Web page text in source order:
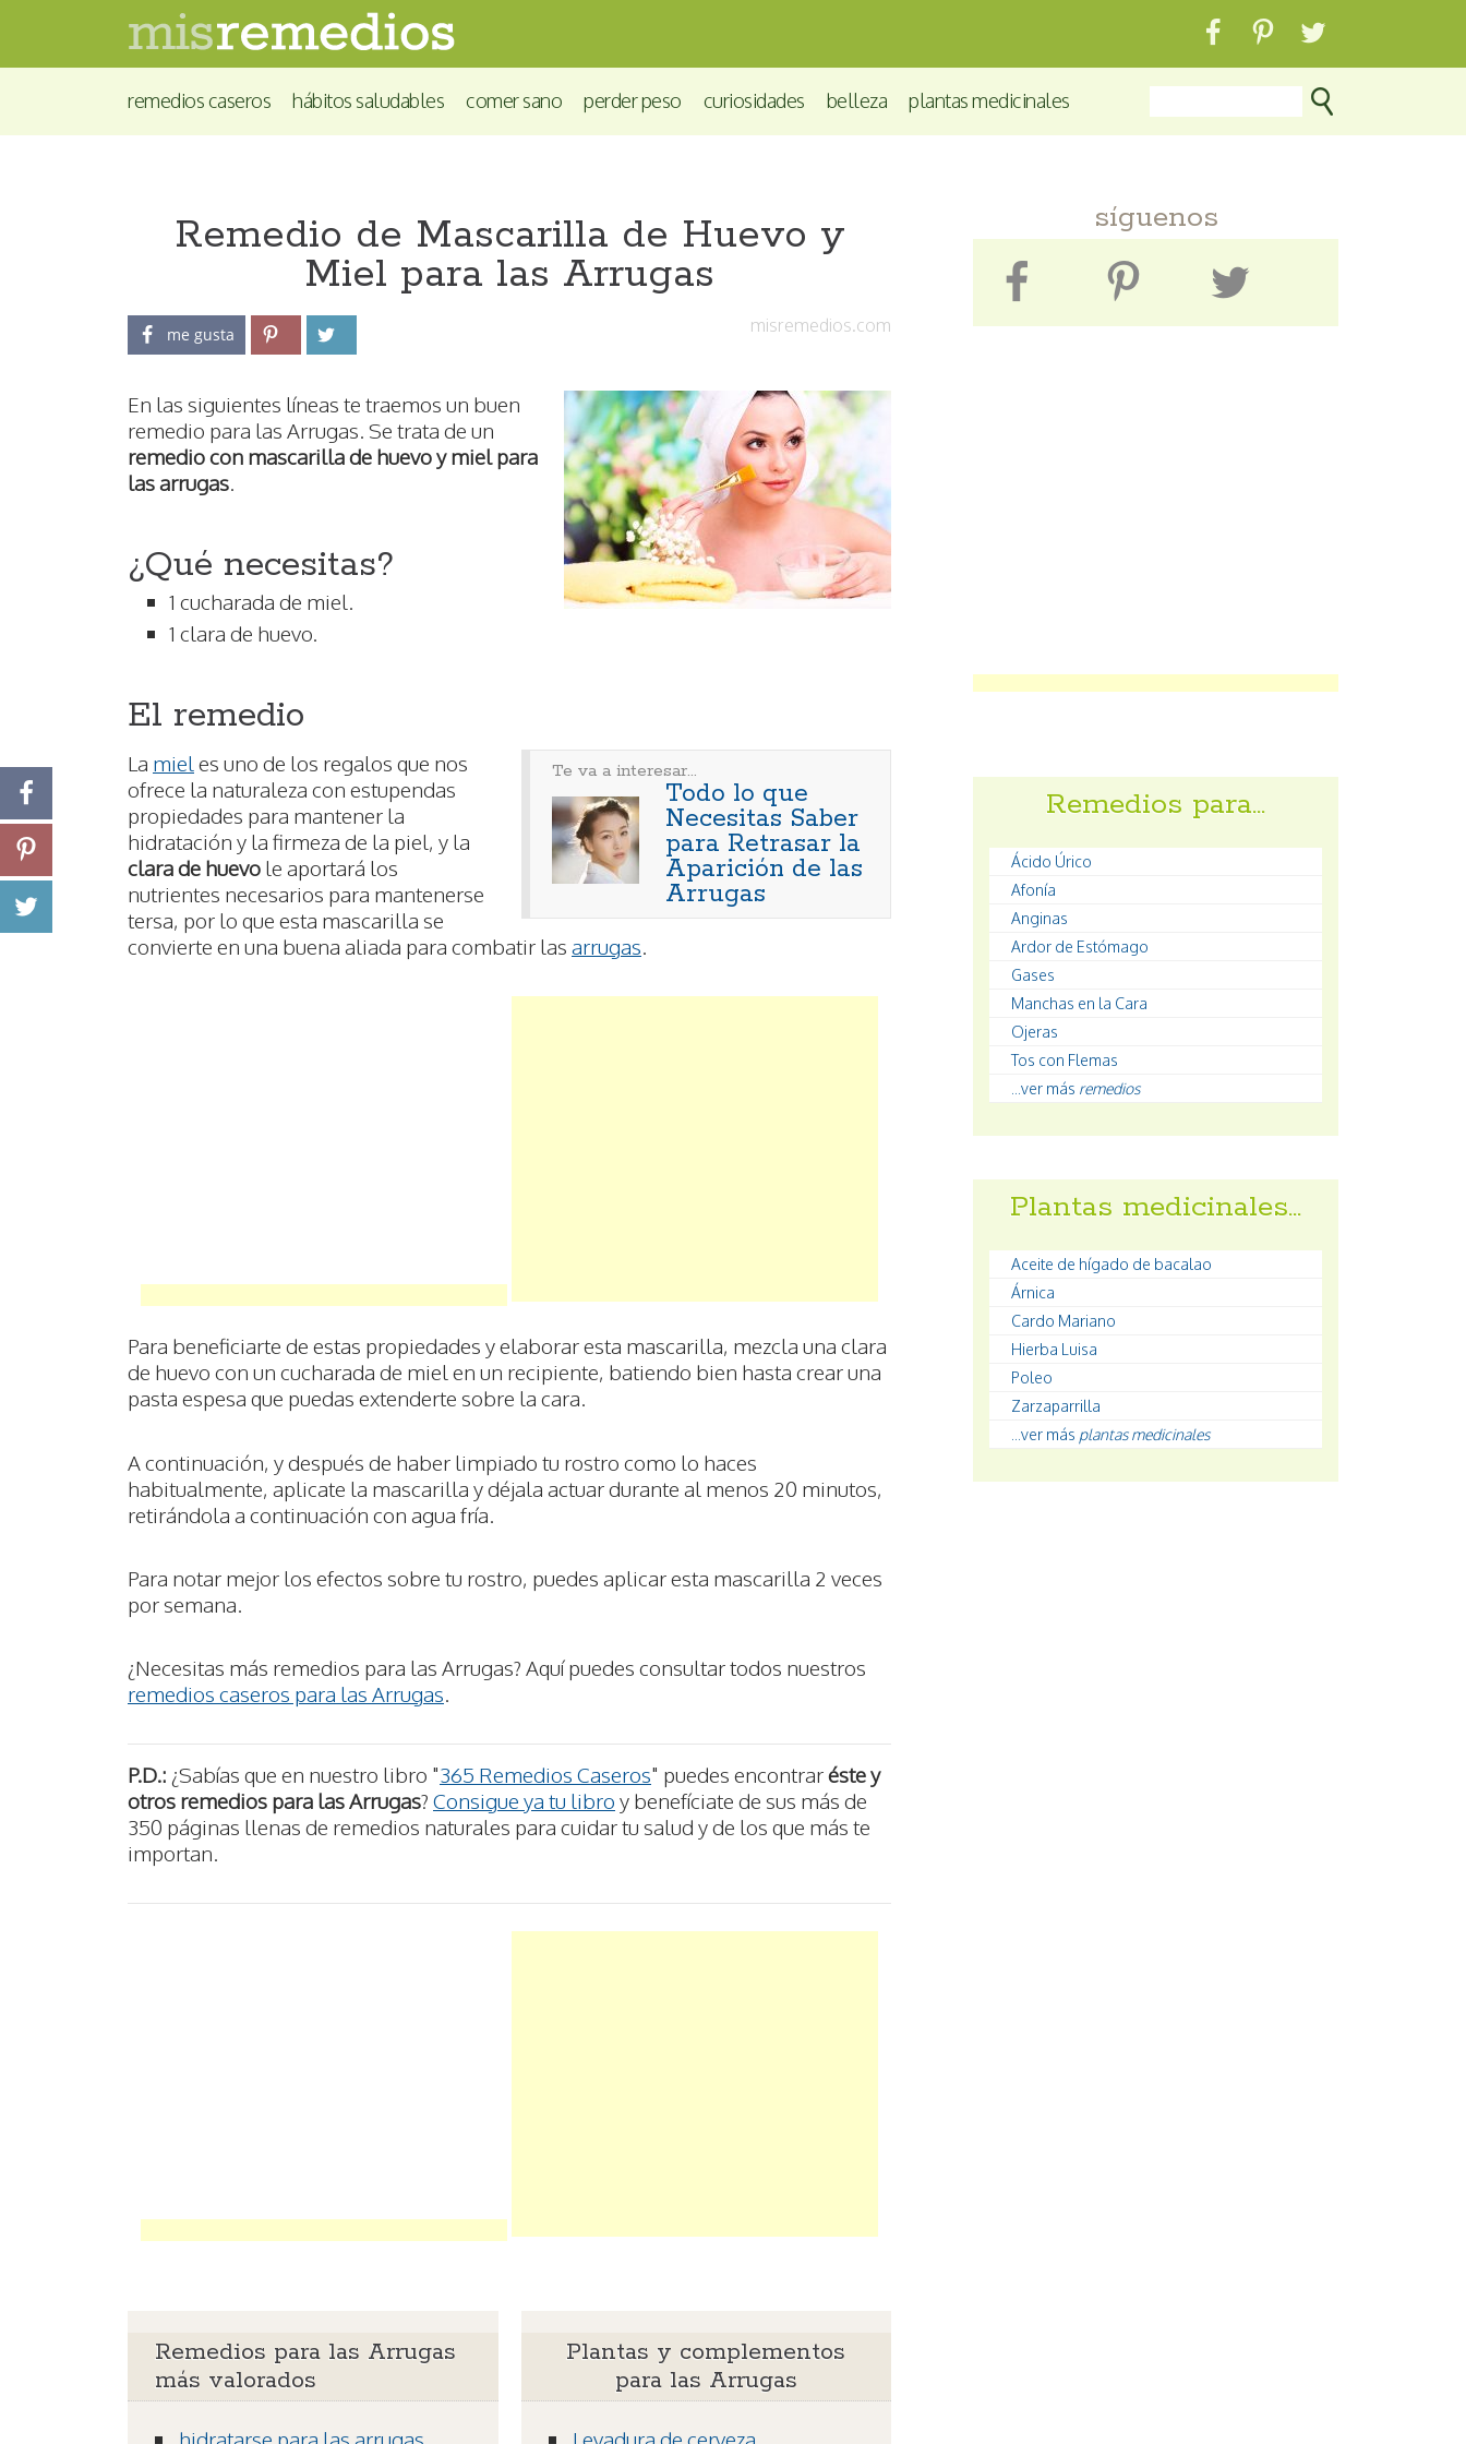
remedios caseros hábitos saludables comer sano perder peso curiosidades belleza plantas medicinales
Remedio de Mascarilla de Huevo y
Miel para las Arrugas
misremedios.com
me gusta
En las siguientes líneas te traemos un buen
remedio para las Arrugas. Se trata de un
remedio con mascarilla de huevo y miel para
las arrugas.
¿Qué necesitas?
1 cucharada de miel.
1 clara de huevo.
El remedio
Te va a interesar...
Todo lo que
Necesitas Saber
para Retrasar la
Aparición de las
Arrugas
La miel es uno de los regalos que nos
ofrece la naturaleza con estupendas
propiedades para mantener la
hidratación y la firmeza de la piel, y la
clara de huevo le aportará los
nutrientes necesarios para mantenerse
tersa, por lo que esta mascarilla se
convierte en una buena aliada para combatir las arrugas.
Para beneficiarte de estas propiedades y elaborar esta mascarilla, mezcla una clara
de huevo con un cucharada de miel en un recipiente, batiendo bien hasta crear una
pasta espesa que puedas extenderte sobre la cara.
A continuación, y después de haber limpiado tu rostro como lo haces
habitualmente, aplicate la mascarilla y déjala actuar durante al menos 20 minutos,
retirándola a continuación con agua fría.
Para notar mejor los efectos sobre tu rostro, puedes aplicar esta mascarilla 2 veces
por semana.
¿Necesitas más remedios para las Arrugas? Aquí puedes consultar todos nuestros
remedios caseros para las Arrugas.
P.D.: ¿Sabías que en nuestro libro "365 Remedios Caseros" puedes encontraréste y
otros remedios para las Arrugas? Consigue ya tu libro y benefíciate de sus más de
350 páginas llenas de remedios naturales para cuidar tu salud y de los que más te
importan.
Remedios para las Arrugas
más valorados
Plantas y complementos
para las Arrugas
síguenos
Remedios para…
Ácido Úrico
Afonía
Anginas
Ardor de Estómago
Gases
Manchas en la Cara
Ojeras
Tos con Flemas
...ver más remedios
Plantas medicinales…
Aceite de hígado de bacalao
Árnica
Cardo Mariano
Hierba Luisa
Poleo
Zarzaparrilla
...ver más plantas medicinales